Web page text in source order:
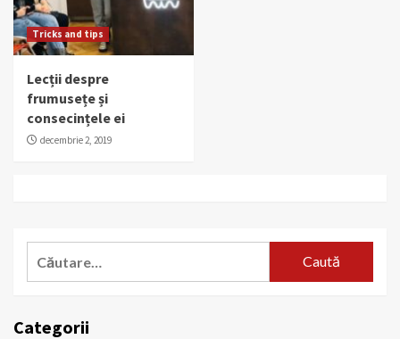
Tricks and tips
Lecții despre
frumusețe și
consecințele ei
decembrie 2, 2019
Categorii